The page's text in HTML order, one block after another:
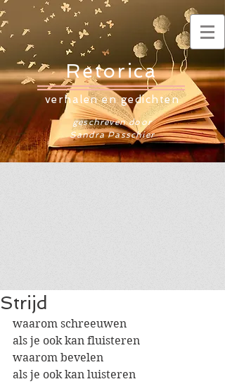
Retorica
verhalen en gedichten
geschreven door
Sandra Passchier
Strijd
waarom schreeuwen
als je ook kan fluisteren
waarom bevelen
als je ook kan luisteren